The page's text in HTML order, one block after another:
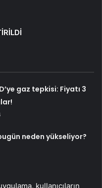
gaz tepkisi: Fiyatı 3
neden yükseliyor?
kullanıcıların